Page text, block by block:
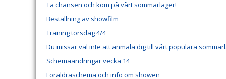
Ta chansen och kom på vårt sommarläger!
Beställning av showfilm
Träning torsdag 4/4
Du missar väl inte att anmäla dig till vårt populära
Schemaändringar vecka 14
Föräldraschema och info om showen